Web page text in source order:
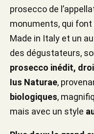
prosecco de
monuments, qui
Made in Italy et un
des dégustateurs,
prosecco inédit,
Ius Naturae,
biologiques,
mais avec un style